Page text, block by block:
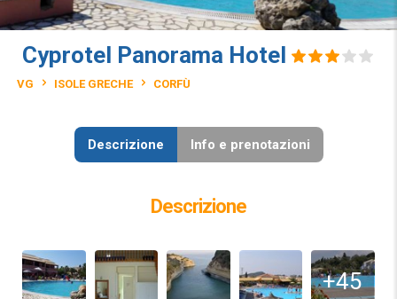
Cyprotel Panorama Hotel
VG ISOLE GRECHE CORFÙ
Descrizione Info e prenotazioni
Descrizione
+45